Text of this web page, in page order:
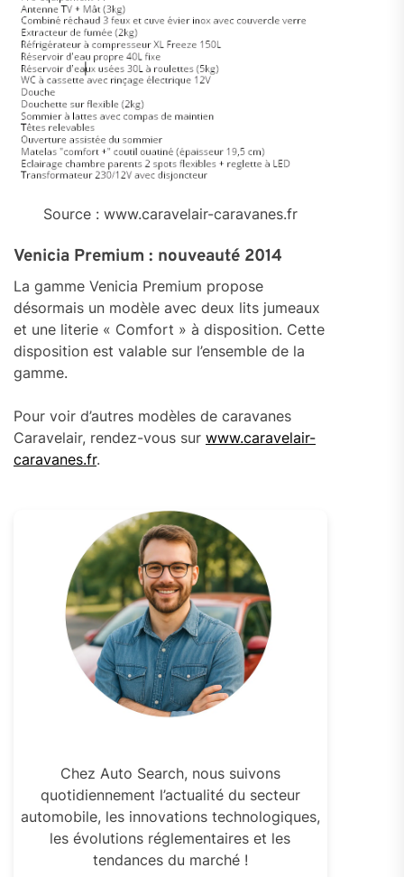
Source : www.caravelair-caravanes.fr
Venicia Premium : nouveauté 2014
La gamme Venicia Premium propose
désormais un modèle avec deux lits jumeaux
et une literie « Comfort » à disposition. Cette
disposition est valable sur l’ensemble de la
gamme.
Pour voir d’autres modèles de caravanes
Caravelair, rendez-vous sur www.caravelair-
caravanes.fr.
Chez Auto Search, nous suivons
quotidiennement l’actualité du secteur
automobile, les innovations technologiques,
les évolutions réglementaires et les
tendances du marché !